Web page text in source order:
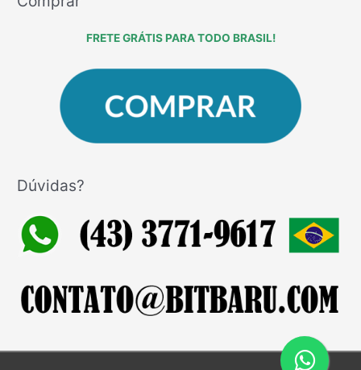
FRETE GRÁTIS PARA TODO BRASIL!
Dúvidas?